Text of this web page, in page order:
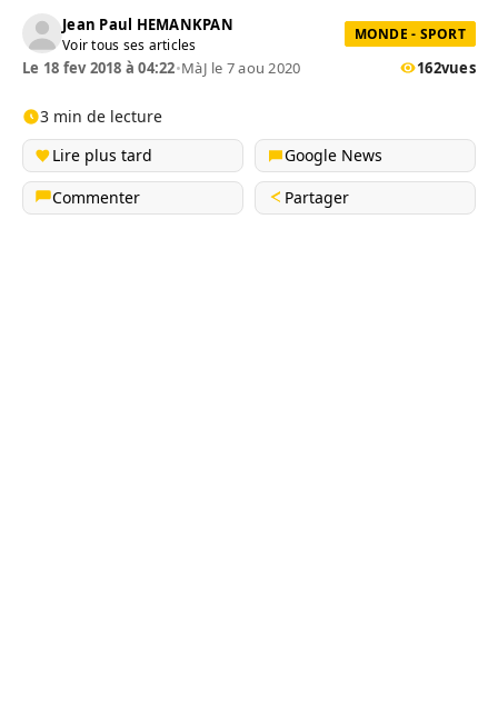
Jean Paul HEMANKPAN
Voir tous ses articles
MONDE - SPORT
Le 18 fev 2018 à 04:22•MàJ le 7 aou 2020 162vues
3 min de lecture
Lire plus tard
Google News
Commenter
Partager